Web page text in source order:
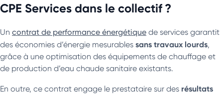
CPE Services dans le collectif ?
Un contrat de performance énergétique de services garantit
des économies d’énergie mesurables sans travaux lourds,
grâce à une optimisation des équipements de chauffage et
de production d’eau chaude sanitaire existants.
En outre, ce contrat engage le prestataire sur des résultats